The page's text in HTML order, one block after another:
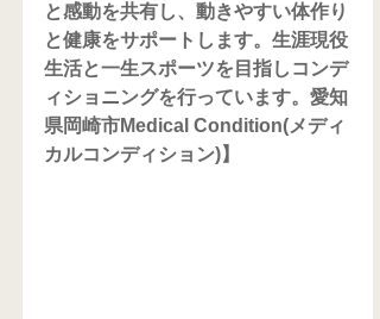
と感動を共有し、動きやすい体作り
と健康をサポートします。生涯現役
生活と一生スポーツを目指しコンデ
ィショニングを行っています。愛知
県岡崎市Medical Condition(メディ
カルコンディション)】